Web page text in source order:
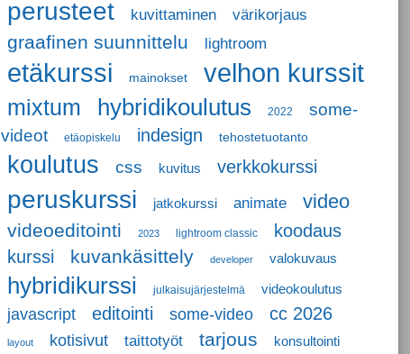
perusteet kuvittaminen värikorjaus
graafinen suunnittelu lightroom
etäkurssi mainokset velhon kurssit
mixtum hybridikoulutus 2022
some-
videot
etäopiskelu indesign tehostetuotanto
koulutus css kuvitus verkkokurssi
peruskurssi jatkokurssi animate video
videoeditointi 2023 lightroom classic
koodaus
kurssi
kuvankäsittely developer valokuvaus
hybridikurssi julkaisujärjestelmä videokoulutus
javascript editointi some-video cc 2026
layout kotisivut taittotyöt tarjous konsultointi